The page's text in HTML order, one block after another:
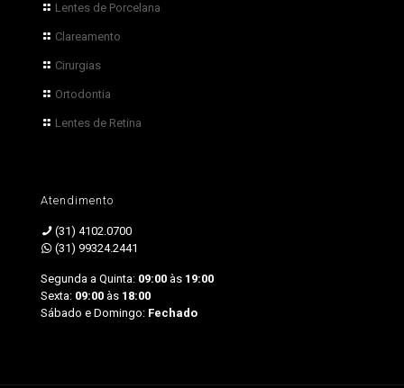
Lentes de Porcelana
Clareamento
Cirurgias
Ortodontia
Lentes de Retina
Atendimento
(31) 4102.0700
(31) 99324.2441
Segunda a Quinta: 09:00 às 19:00
Sexta: 09:00 às 18:00
Sábado e Domingo: Fechado